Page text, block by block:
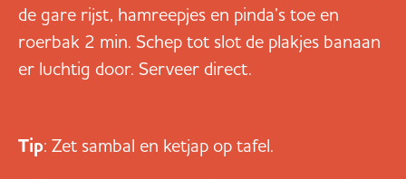
de gare rijst, hamreepjes en pinda’s toe en
roerbak 2 min. Schep tot slot de plakjes banaan
er luchtig door. Serveer direct.
Tip: Zet sambal en ketjap op tafel.